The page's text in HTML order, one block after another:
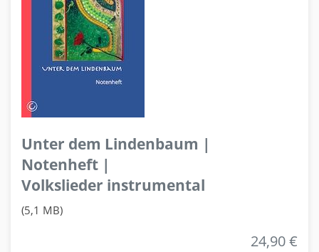
Unter dem Lindenbaum |
Notenheft |
Volkslieder instrumental
(5,1 MB)
24,90 €